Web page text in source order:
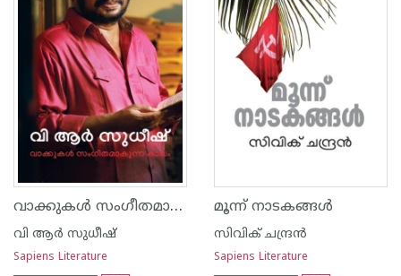
വാക്കുകള്‍ സംഗീതമാകുന്ന കാലം
വി ആര്‍ സുധീഷ്
Sapiens Literature
മൂന്ന് നാടകങ്ങള്‍
സിവിക് ചന്ദ്രന്‍
Sapiens Literature